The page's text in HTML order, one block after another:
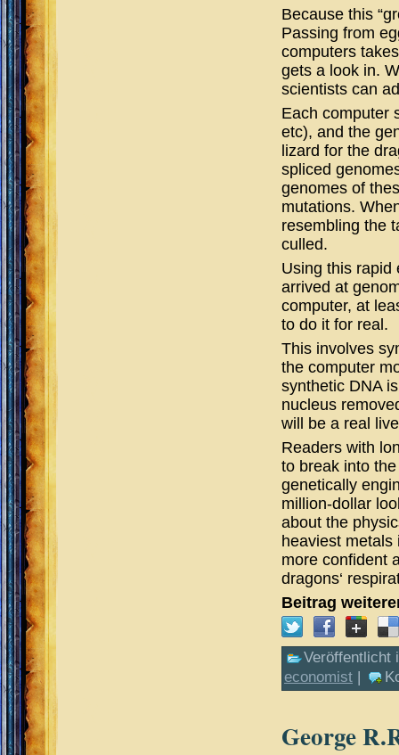
Because this
Passing from
computers
gets a look in.
scientists can
Each computer
etc), and the
lizard for the
spliced
genomes of
mutations.
resembling the
culled.
Using this rapid
arrived at
computer, at
to do it for real.
This involves
the computer
synthetic DNAis
nucleus
will be a real
Readers with
to break into
genetically
million-dollar
about the
heaviest metals
more confident
dragons‘
Beitrag
Veröffentlicht
economist
George